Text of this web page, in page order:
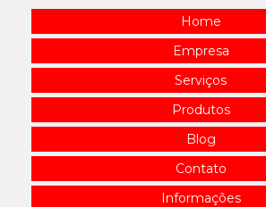
Home
Empresa
Serviços
Produtos
Blog
Contato
Informações